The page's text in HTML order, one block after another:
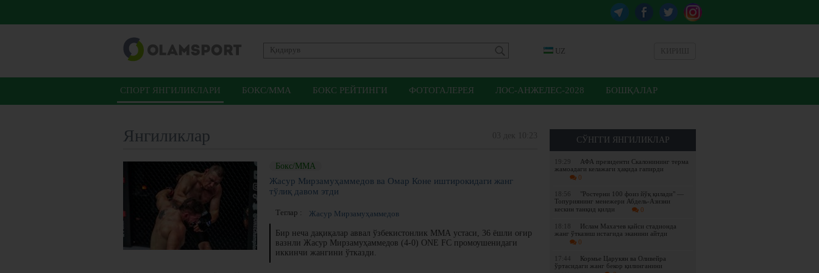
UZ
СПОРТ ЯНГИЛИКЛАРИ БОКС/ММА БОКС РЕЙТИНГИ ФОТОГАЛЕРЕЯ ЛОС-АНЖЕЛЕС-2028 БОШҚАЛАР
СЎНГГИ ЯНГИЛИКЛАР
19:29
АФА президенти Скалонининг терма
жамоадаги келажаги ҳақида гапирди
0
18:56
"Ростерни 100 фоиз йўқ қилади" —
Топуриянинг менежери Абдель-Азизни
кескин танқид қилди
0
18:18
Ислам Махачев қайси стадионда
жанг ўтказиш истагида эканини айтди
0
17:44
Кормье Царукян ва Оливейра
ўртасидаги жанг бекор қилинганини
Янгиликлар
Бокс/ММА
Жасур Мирзамуҳаммедов ва Омар Коне иштирокидаги жанг
тўлиқ давом этди
Теглар : Жасур Мирзамуҳаммедов
Бир неча дақиқалар аввал ўзбекистонлик ММА устаси, 36 ёшли оғир
вазнли Жасур Мирзамуҳаммедов (4-0) ONE FC промоушенидаги
иккинчи жангини ўтказди.